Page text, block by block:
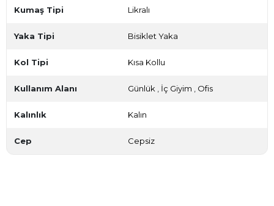
Kumaş Tipi Likralı
Yaka Tipi Bisiklet Yaka
Kol Tipi Kısa Kollu
Kullanım Alanı Günlük İç Giyim Ofis
Kalınlık Kalın
Cep Cepsiz